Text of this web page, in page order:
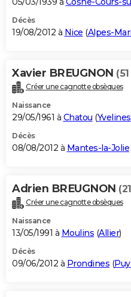
Décès
19/08/2012 à Nice (Alpes-
Xavier BREUGNON
Créer une cagnotte obsèques
Naissance
29/05/1961 à Chatou (Yvelines
Décès
08/08/2012 à Mantes-la-Jolie
Adrien BREUGNON
Créer une cagnotte obsèques
Naissance
13/05/1991 à Moulins (Allier)
Décès
09/06/2012 à Prondines (